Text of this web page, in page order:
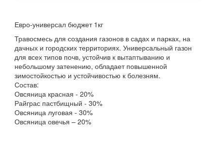
Евро-универсал бюджет 1кг
Травосмесь для создания газонов в садах и парках, на
дачных и городских территориях. Универсальный газон
для всех типов почв, устойчив к вытаптыванию и
небольшому затенению, обладает повышенной
зимостойкостью и устойчивостью к болезням.
Состав:
Овсяница красная - 20%
Райграс пастбищный - 30%
Овсяница луговая - 30%
Овсяница овечья – 20%